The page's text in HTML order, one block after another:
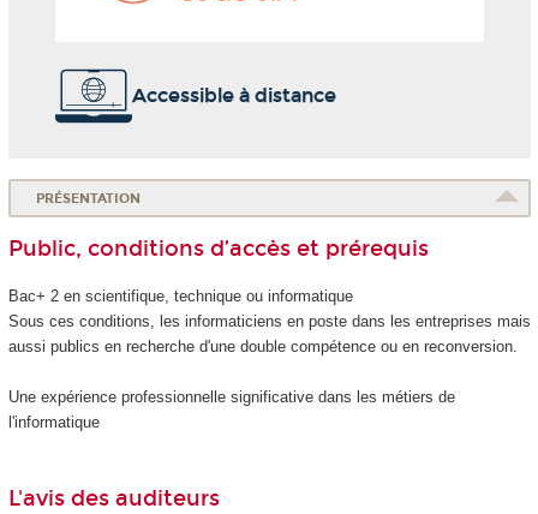
Accessible à distance
PRÉSENTATION
Public, conditions d’accès et prérequis
Bac+ 2 en scientifique, technique ou informatique
Sous ces conditions, les informaticiens en poste dans les entreprises mais
aussi publics en recherche d'une double compétence ou en reconversion.
Une expérience professionnelle significative dans les métiers de
l'informatique
L'avis des auditeurs